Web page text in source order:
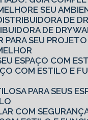
SEU
DISTRIBUIDORA DE
DE
PARA SEU PROJETO
ESPAÇO COM
COM ESTILO E
PARA SEUS
COM